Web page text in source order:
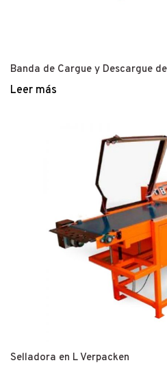
Banda de Cargue y Descargue
Leer más
Selladora en L Verpacken